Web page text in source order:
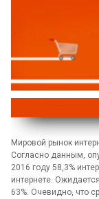
Мировой рынок
Согласно данным,
2016 году 58,3%
интернете.
63%. Очевидно, что